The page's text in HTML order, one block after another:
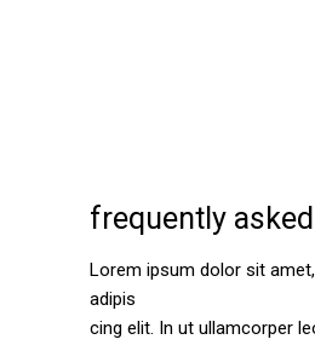
frequently
Lorem ipsum dolor sit
adipis
cing elit. In ut ullamcorper